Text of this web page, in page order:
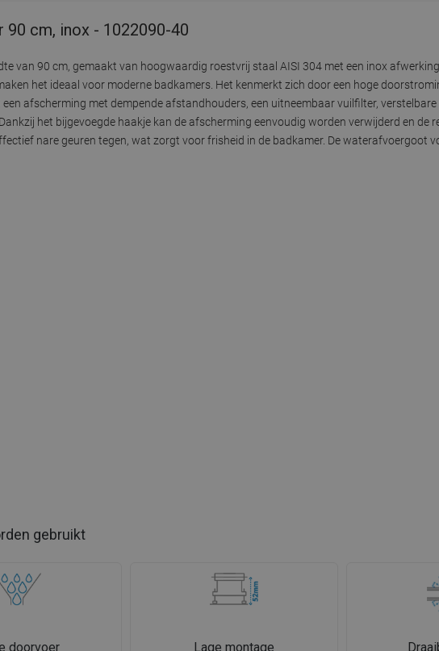
90 cm, inox - 1022090-40
van 90 cm, gemaakt van hoogwaardig roestvrij staal AISI 304 met een inox
het ideaal voor moderne badkamers. Het kenmerkt zich door een hoge
afscherming met dempende afstandhouders, een uitneembaar vuilfilter, verstelbare
het bijgevoegde haakje kan de afscherming eenvoudig worden verwijderd en de
nare geuren tegen, wat zorgt voor frisheid in de badkamer. De waterafvoergoot
gebruikt
doorvoer Lage montage